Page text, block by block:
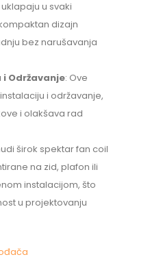
u svaki
dizajn
bez narušavanja
Održavanje: Ove
i održavanje,
i olakšava rad
širok spektar fan coil
na zid, plafon ili
instalacijom, što
u projektovanju